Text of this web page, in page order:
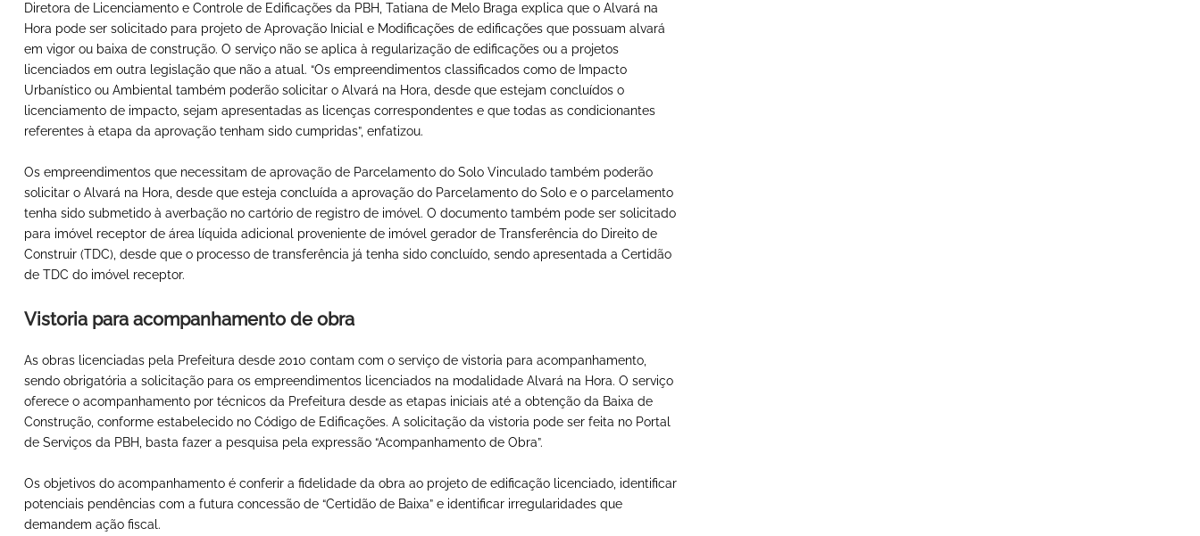
Diretora de Licenciamento e Controle de Edificações da PBH, Tatiana de Melo Braga explica que o Alvará na
Hora pode ser solicitado para projeto de Aprovação Inicial e Modificações de edificações que possuam alvará
em vigor ou baixa de construção. O serviço não se aplica à regularização de edificações ou a projetos
licenciados em outra legislação que não a atual. “Os empreendimentos classificados como de Impacto
Urbanístico ou Ambiental também poderão solicitar o Alvará na Hora, desde que estejam concluídos o
licenciamento de impacto, sejam apresentadas as licenças correspondentes e que todas as condicionantes
referentes à etapa da aprovação tenham sido cumpridas”, enfatizou.
Os empreendimentos que necessitam de aprovação de Parcelamento do Solo Vinculado também poderão
solicitar o Alvará na Hora, desde que esteja concluída a aprovação do Parcelamento do Solo e o parcelamento
tenha sido submetido à averbação no cartório de registro de imóvel. O documento também pode ser solicitado
para imóvel receptor de área líquida adicional proveniente de imóvel gerador de Transferência do Direito de
Construir (TDC), desde que o processo de transferência já tenha sido concluído, sendo apresentada a Certidão
de TDC do imóvel receptor.
Vistoria para acompanhamento de obra
As obras licenciadas pela Prefeitura desde 2010 contam com o serviço de vistoria para acompanhamento,
sendo obrigatória a solicitação para os empreendimentos licenciados na modalidade Alvará na Hora. O serviço
oferece o acompanhamento por técnicos da Prefeitura desde as etapas iniciais até a obtenção da Baixa de
Construção, conforme estabelecido no Código de Edificações. A solicitação da vistoria pode ser feita no Portal
de Serviços da PBH, basta fazer a pesquisa pela expressão “Acompanhamento de Obra”.
Os objetivos do acompanhamento é conferir a fidelidade da obra ao projeto de edificação licenciado, identificar
potenciais pendências com a futura concessão de “Certidão de Baixa” e identificar irregularidades que
demandem ação fiscal.